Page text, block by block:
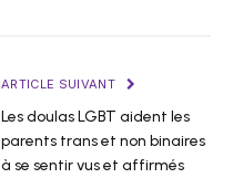
ARTICLE SUIVANT
Les doulas LGBT aident les
parents trans et non binaires
à se sentir vus et affirmés